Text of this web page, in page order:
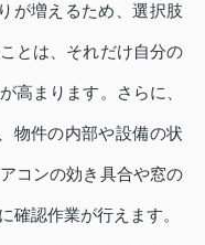
が増えるため、選択肢
とは、それだけ自分の
高まります。さらに、
物件の内部や設備の状
コンの効き具合や窓の
確認作業が行えます。